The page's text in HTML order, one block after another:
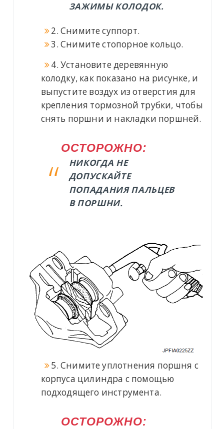
ЗАЖИМЫ КОЛОДОК.
2. Снимите суппорт.
3. Снимите стопорное кольцо.
4. Установите деревянную
колодку, как показано на рисунке, и
выпустите воздух из отверстия для
крепления тормозной трубки, чтобы
снять поршни и накладки поршней.
ОСТОРОЖНО:
НИКОГДА НЕ
ДОПУСКАЙТЕ
ПОПАДАНИЯ ПАЛЬЦЕВ
В ПОРШНИ.
5. Снимите уплотнения поршня с
корпуса цилиндра с помощью
подходящего инструмента.
ОСТОРОЖНО: